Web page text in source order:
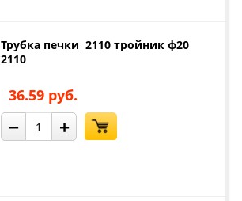
Трубка печки 2110 тройник ф20
2110
36.59 руб.
− +